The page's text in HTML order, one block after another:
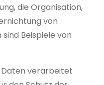
die Organisation,
von
Beispiele von
verarbeitet